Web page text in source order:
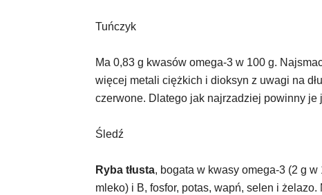
Tuńczyk
Ma 0,83 g kwasów omega-3 w 100 g.
więcej metali ciężkich i dioksyn z uwagi na
czerwone. Dlatego jak najrzadziej powinny je
Śledź
Ryba tłusta, bogata w kwasy omega-3 (2 g
mleko) i B, fosfor, potas, wapń, selen i